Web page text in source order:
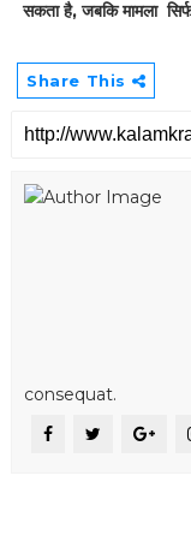
सकता है, जबकि मामला
Share This
consequat.